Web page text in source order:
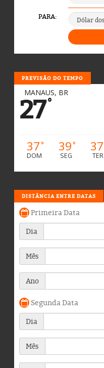
PREVISÃO DO TEMPO
MANAUS, BR
27°
37°
DOM
39°
SEG
37
TER
DISTÂNCIA ENTRE DATAS